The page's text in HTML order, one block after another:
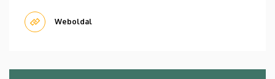
Weboldal